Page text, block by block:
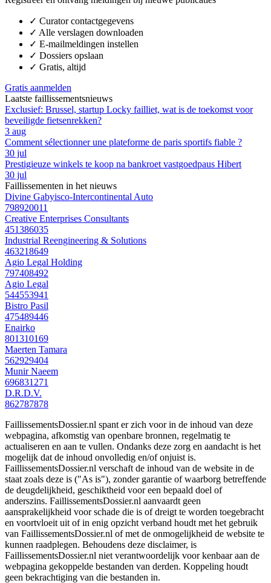
✓ Curator contactgegevens
✓ Alle verslagen downloaden
✓ E-mailmeldingen instellen
✓ Dossiers opslaan
✓ Gratis, altijd
Gratis aanmelden
Laatste faillissementsnieuws
Exclusief: Brussel, startup Locky failliet, wat is de toekomst voor
beveiligde fietsenrekken?
3 aug
Comment sélectionner une plateforme de paris sportifs fiable ?
30 jul
Prestigieuze winkels te koop na bankroet vastgoedpaus Hibert
30 jul
Faillissementen in het nieuws
Divine Gabyisco-Intercontinental Auto
798920011
Creative Enterprises Consultants
451386035
Industrial Reengineering & Solutions
463218649
Agio Legal Holding
797408492
Agio Legal
544553941
Bistro Pasil
475489446
Enairko
801310169
Maerten Tamara
562929404
Munir Naeem
696831271
D.R.D.V.
862787878
FaillissementsDossier.nl spant er zich voor in de inhoud van deze
webpagina, afkomstig van openbare bronnen, regelmatig te
actualiseren en aan te vullen. Ondanks deze zorg en aandacht is het
mogelijk dat de inhoud onvolledig en/of onjuist is.
FaillissementsDossier.nl verschaft de inhoud van de website in de
staat zoals deze is ("As is"), zonder garantie of waarborg betreffende
de deugdelijkheid, geschiktheid voor een bepaald doel of
anderszins. FaillissementsDossier.nl aanvaardt geen
aansprakelijkheid voor schade die is of dreigt te worden toegebracht
en voortvloeit uit of in enig opzicht verband houdt met het gebruik
van FaillissementsDossier.nl of met de onmogelijkheid de website te
kunnen raadplegen. Behoudens deze disclaimer, is
FaillissementsDossier.nl niet verantwoordelijk voor kenbaar aan de
webpagina gekoppelde bestanden van derden. Koppeling houdt
geen bekrachtiging van die bestanden in.